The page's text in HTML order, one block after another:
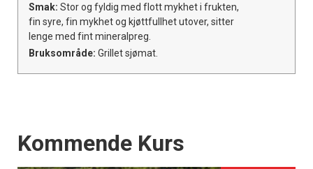
Smak: Stor og fyldig med flott mykhet i frukten,
fin syre, fin mykhet og kjøttfullhet utover, sitter
lenge med fint mineralpreg.
Bruksområde: Grillet sjømat.
Events
Kommende Kurs